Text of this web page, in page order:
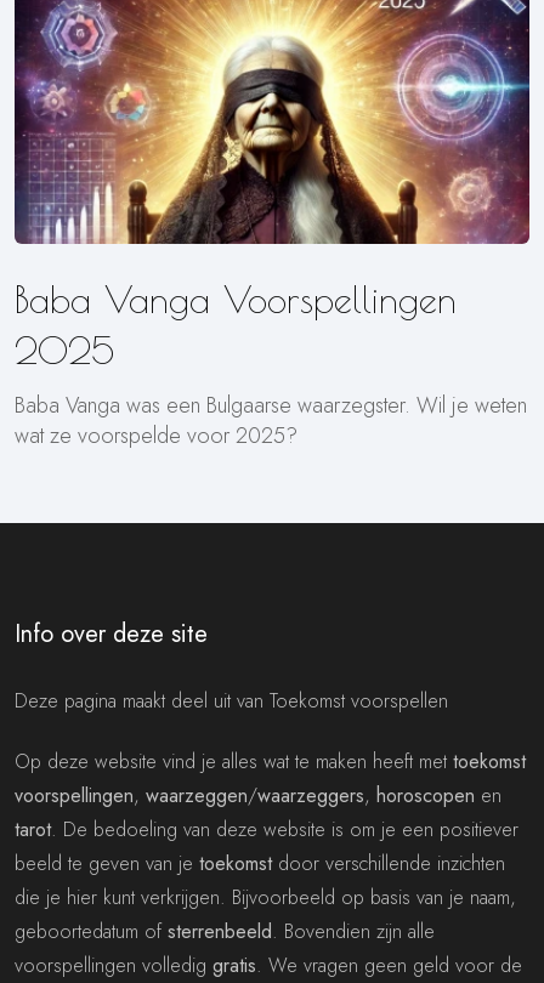
Baba Vanga Voorspellingen
2025
Baba Vanga was een Bulgaarse waarzegster. Wil je weten
wat ze voorspelde voor 2025?
Info over deze site
Deze pagina maakt deel uit van Toekomst voorspellen
Op deze website vind je alles wat te maken heeft met toekomst
voorspellingen, waarzeggen/waarzeggers, horoscopen en
tarot. De bedoeling van deze website is om je een positiever
beeld te geven van je toekomstdoor verschillende inzichten
die je hier kunt verkrijgen. Bijvoorbeeld op basis van je naam,
geboortedatum ofsterrenbeeld. Bovendien zijn alle
voorspellingen volledig gratis. We vragen geen geld voor de